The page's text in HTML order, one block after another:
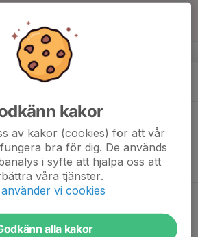
v.47
kakor
av kakor (cookies) för att vår
bra för dig. De används
i syfte att hjälpa oss att
våra tjänster.
vi cookies
alla kakor